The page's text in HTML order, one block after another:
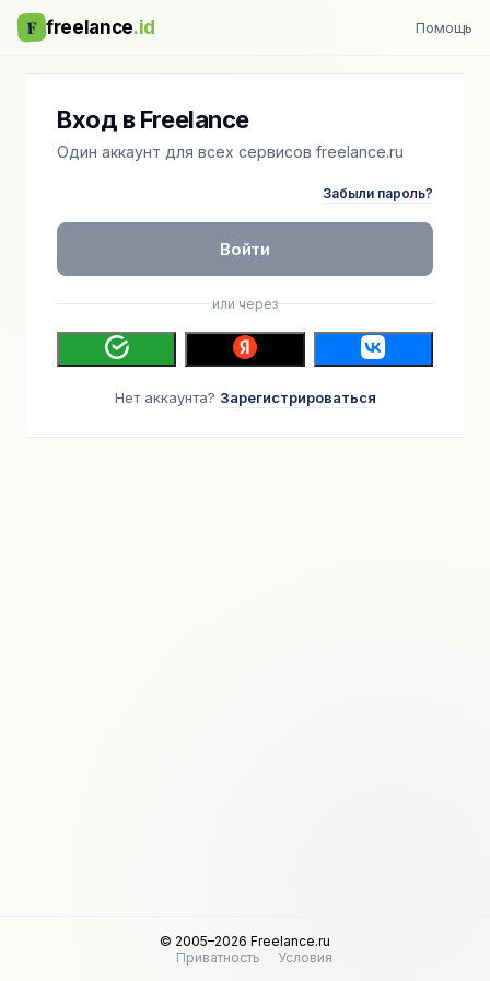
F freelance.id Помощь
Вход в Freelance
Один аккаунт для всех сервисов freelance.ru
Забыли пароль?
Войти
или через
Нет аккаунта? Зарегистрироваться
© 2005–2026 Freelance.ru
Приватность
Условия